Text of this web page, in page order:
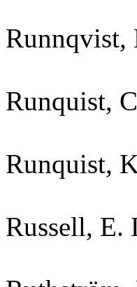
Runnqvist,
Runquist,
Runquist,
Russell, E.